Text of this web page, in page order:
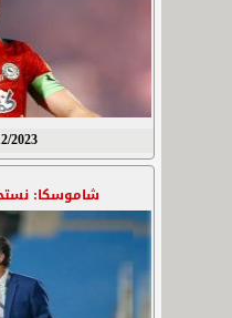
19/12/
شاموسكا: